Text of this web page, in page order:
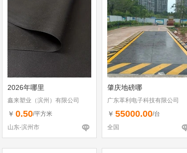
2026年哪里
鑫来塑业（滨州）有限公司
￥ 0.50/平方米
山东-滨州市
肇庆地磅哪
广东革利电子科技有限公司
￥ 55000.00/台
全国